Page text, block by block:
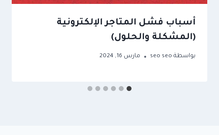
أسباب فشل المتاجر الإلكترونية
(المشكلة والحلول)
بواسطة seo seo مارس 16, 2024